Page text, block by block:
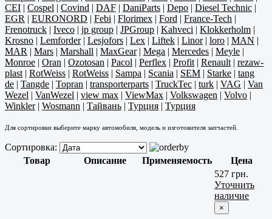
CEI | Cospel | Covind | DAF | DaniParts | Depo | Diesel Technic |
EGR | EURONORD | Febi | Florimex | Ford | France-Tech |
Frenotruck | Iveco | jp group | JPGroup | Kahveci | Klokkerholm |
Krosno | Lemforder| Lesjofors | Lex | Liftek | Linor| loro | MAN |
MAR | Mars | Marshall | MaxGear| Mega | Mercedes | Meyle |
Monroe | Oran | Ozotosan | Pacol | Perflex | Profit | Renault | rezaw-
plast | RotWeiss | RotWeiss | Sampa | Scania | SEM | Starke | tang
de | Tangde | Topran | transporterparts | TruckTec | turk | VAG | Van
Wezel | VanWezel | view max | ViewMax | Volkswagen | Volvo |
Winkler| Wosmann | Тайвань | Турция | Турция
Для сортировки выберите марку автомобиля, модель и изготовителя запчастей.
Сортировка:
Товар
Описание Применяемость Цена
527 грн.
Уточнить
наличие
×